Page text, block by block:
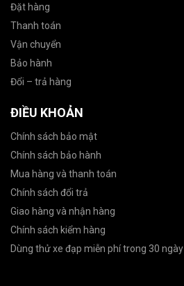
Đặt hàng
Thanh toán
Vận chuyển
Bảo hành
Đổi – trả hàng
ĐIỀU KHOẢN
Chính sách bảo mật
Chính sách bảo hành
Mua hàng và thanh toán
Chính sách đổi trả
Giao hàng và nhận hàng
Chính sách kiểm hàng
Dùng thử xe đạp miễn phí trong 30 ngày